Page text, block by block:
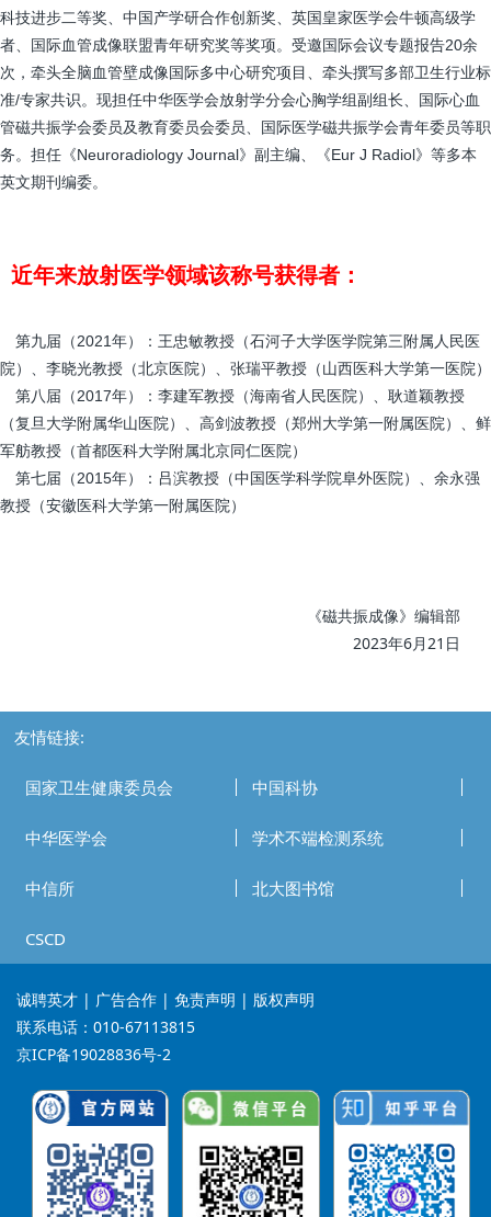
科技进步二等奖、中国产学研合作创新奖、英国皇家医学会牛顿高级学
者、国际血管成像联盟青年研究奖等奖项。受邀国际会议专题报告20余
次，牵头全脑血管壁成像国际多中心研究项目、牵头撰写多部卫生行业标
准/专家共识。现担任中华医学会放射学分会心胸学组副组长、国际心血
管磁共振学会委员及教育委员会委员、国际医学磁共振学会青年委员等职
务。担任《Neuroradiology Journal》副主编、《Eur J Radiol》等多本
英文期刊编委。
近年来放射医学领域该称号获得者：
第九届（2021年）：王忠敏教授（石河子大学医学院第三附属人民医
院）、李晓光教授（北京医院）、张瑞平教授（山西医科大学第一医院）
第八届（2017年）：李建军教授（海南省人民医院）、耿道颖教授
（复旦大学附属华山医院）、高剑波教授（郑州大学第一附属医院）、鲜
军舫教授（首都医科大学附属北京同仁医院）
第七届（2015年）：吕滨教授（中国医学科学院阜外医院）、余永强
教授（安徽医科大学第一附属医院）
《磁共振成像》编辑部
2023年6月21日
友情链接:
国家卫生健康委员会 中国科协
中华医学会 学术不端检测系统
中信所 北大图书馆
CSCD
诚聘英才 | 广告合作 | 免责声明 | 版权声明
联系电话：010-67113815
京ICP备19028836号-2